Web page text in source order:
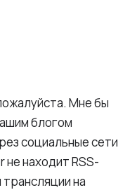
Мне бы
блогом
социальные сети
не находит RSS-
на